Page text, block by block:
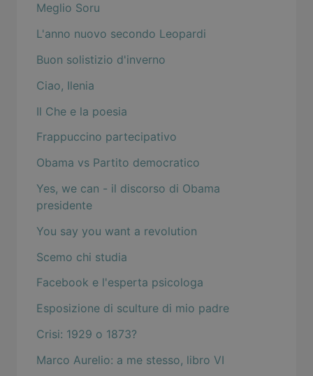
Meglio Soru
L'anno nuovo secondo Leopardi
Buon solistizio d'inverno
Ciao, Ilenia
Il Che e la poesia
Frappuccino partecipativo
Obama vs Partito democratico
Yes, we can - il discorso di Obama
presidente
You say you want a revolution
Scemo chi studia
Facebook e l'esperta psicologa
Esposizione di sculture di mio padre
Crisi: 1929 o 1873?
Marco Aurelio: a me stesso, libro VI